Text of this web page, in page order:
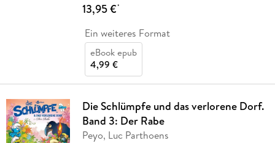
13,95 €*
Ein weiteres Format
eBook epub
4,99 €
Die Schlümpfe und das verlorene Dorf.
Band 3: Der Rabe
Peyo, Luc Parthoens